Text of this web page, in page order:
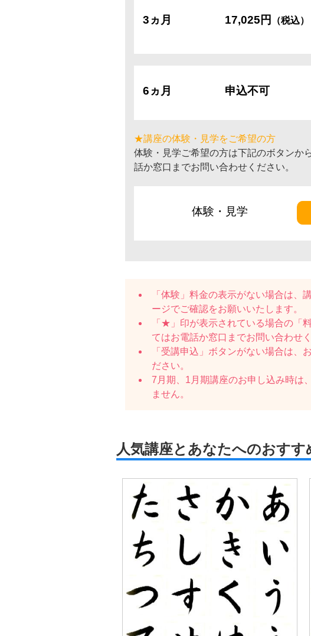
3ヵ月 17,025円 （税込）
6ヵ月 申込不可
★講座の体験・見学をご希望の方
体験・見学ご希望の方は下記のボタンか
話か窓口までお問い合わせください。
体験・見学
「体験」料金の表示がない場合は、
ージでご確認をお願いいたします。
「★」印が表示されている場合の「
てはお電話か窓口までお問い合わせく
「受講申込」ボタンがない場合は、
ださい。
7月期、1月期講座のお申し込み時は
ません。